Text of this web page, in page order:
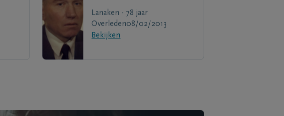
Lanaken - 78 jaar
Overleden08/02/2013
Bekijken